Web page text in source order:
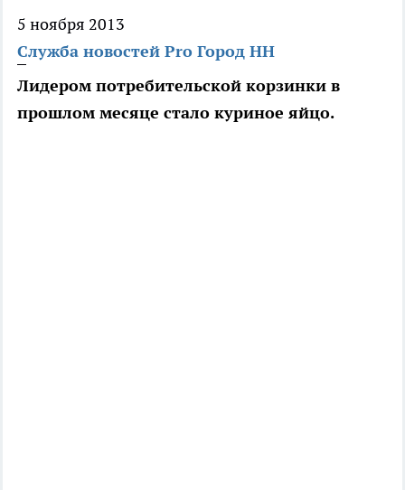
5 ноября 2013
Служба новостей Pro Город НН
Лидером потребительской корзинки в
прошлом месяце стало куриное яйцо.